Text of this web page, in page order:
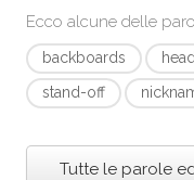
Ecco alcune delle
backboards
stand-off
Tutte le parole